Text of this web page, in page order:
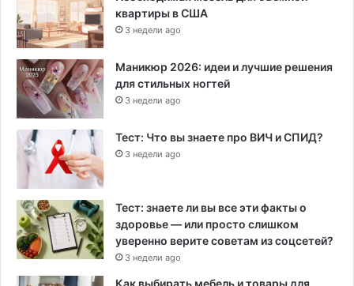
квартиры в США
3 недели ago
Маникюр 2026: идеи и лучшие решения
для стильных ногтей
3 недели ago
Тест: Что вы знаете про ВИЧ и СПИД?
3 недели ago
Тест: знаете ли вы все эти факты о
здоровье — или просто слишком
уверенно верите советам из соцсетей?
3 недели ago